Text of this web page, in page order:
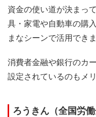
資金の使い道が決まっ
具・家電や自動車の購
まなシーンで活用できま
消費者金融や銀行のカ
設定されているのもメ
ろうきん（全国労働